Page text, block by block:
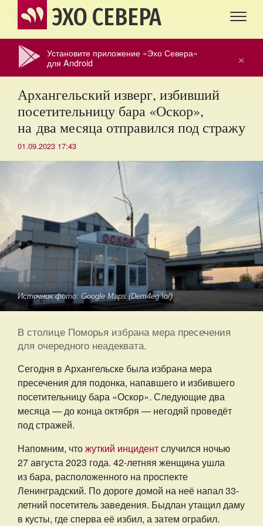
ЭХО СЕВЕРА
×
Установите приложение «Эхо Севера»
для Android
Архангельский изверг, избивший
посетительницу бара «Оскор»,
на два месяца отправился под стражу
01.09.2023 17:43
Источник фото: Google Maps (Dem4eg \o/)
В столице Поморья избрана мера пресечения
для очередного неадеквата.
Сегодня в Архангельске была избрана мера
пресечения для подонка, напавшего и избившего
посетительницу бара «Оскор». Следующие два
месяца — до конца октября — негодяй проведёт
под стражей.
Напомним, чтожуткий инцидентслучился ночью
27 августа 2023 года. 42-летняя женщина ушла
из бара, расположенного на проспекте
Ленинградский. По дороге домой на неё напал 33-
летний посетитель заведения. Быдлан утащил даму
в кусты, где сперва её избил, а затем ограбил.